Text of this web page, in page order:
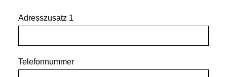
Adresszusatz 1
Telefonnummer